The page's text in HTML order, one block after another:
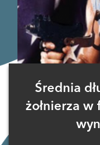
Średnia
żołnierza w